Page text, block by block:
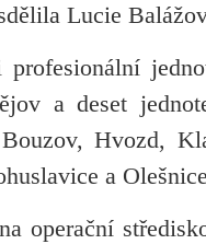
Lucie
a deset
Hvozd,
a
operační